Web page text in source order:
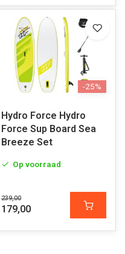
-25%
Hydro Force Hydro
Force Sup Board Sea
Breeze Set
Op voorraad
239,00
179,00